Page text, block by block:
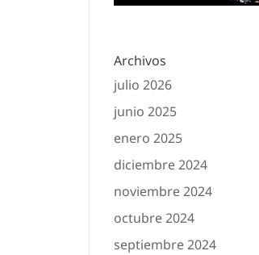
Archivos
julio 2026
junio 2025
enero 2025
diciembre 2024
noviembre 2024
octubre 2024
septiembre 2024